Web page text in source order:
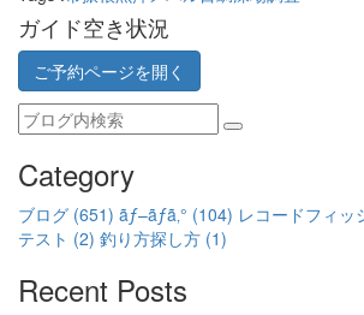
ガイド空き状況
ご予約ページを開く
Category
ブログ (651) ãƒ–ãƒ­ã‚° (104) レコードフィッ
テスト (2) 釣り方探し方 (1)
Recent Posts